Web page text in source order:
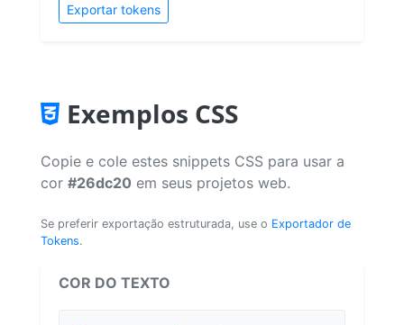
Exportar tokens
Exemplos CSS
Copie e cole estes snippets CSS para usar a
cor #26dc20 em seus projetos web.
Se preferir exportação estruturada, use o Exportador de
Tokens.
COR DO TEXTO